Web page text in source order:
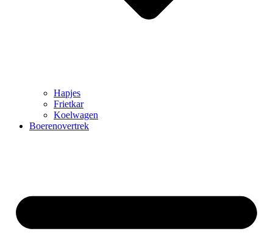
Hapjes
Frietkar
Koelwagen
Boerenovertrek